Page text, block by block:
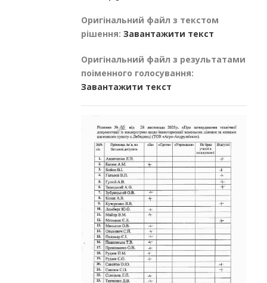
Оригінальний файл з текстом
рішення: Завантажити текст
Оригінальний файл з результатами
поіменного голосування:
Завантажити текст